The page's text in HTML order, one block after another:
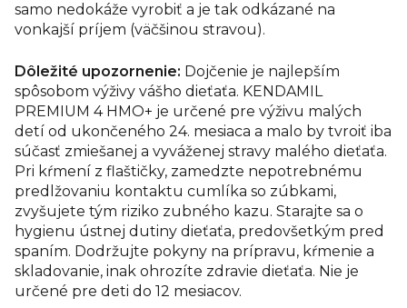
samo nedokáže vyrobiť a je tak odkázané na
vonkajší príjem (väčšinou stravou).
Dôležité upozornenie: Dojčenie je najlepším
spôsobom výživy vášho dieťaťa. KENDAMIL
PREMIUM 4 HMO+ je určené pre výživu malých
detí od ukončeného 24. mesiaca a malo by tvroiť iba
súčasť zmiešanej a vyváženej stravy malého dieťaťa.
Pri kŕmení z flaštičky, zamedzte nepotrebnému
predlžovaniu kontaktu cumlíka so zúbkami,
zvyšujete tým riziko zubného kazu. Starajte sa o
hygienu ústnej dutiny dieťaťa, predovšetkým pred
spaním. Dodržujte pokyny na prípravu, kŕmenie a
skladovanie, inak ohrozíte zdravie dieťaťa. Nie je
určené pre deti do 12 mesiacov.